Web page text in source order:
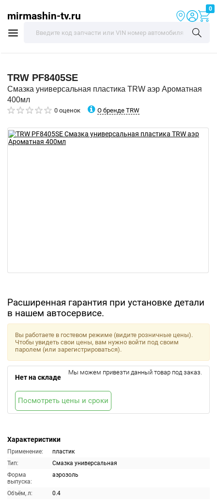
mirmashin-tv.ru
0
TRW PF8405SE
Смазка универсальная пластика TRW аэр Ароматная
400мл
0 оценок О бренде TRW
Расширенная гарантия при установке детали
в нашем автосервисе.
Характеристики
Применение:
пластик
Тип:
Смазка универсальная
Форма
выпуска:
аэрозоль
Объём, л:
0.4
Вы работаете в гостевом режиме (видите розничные цены).
Чтобы увидеть свои цены, вам нужно войти под своим
паролем (или зарегистрироваться).
Нет на складе
Мы можем привезти данный товар под заказ.
Посмотреть цены и сроки